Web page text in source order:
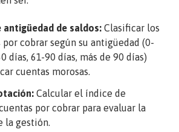
antigüedad de saldos: Clasificar los
cobrar según su antigüedad (0-
días, 61-90 días, más de 90 días)
cuentas morosas.
Calcular el índice de
por cobrar para evaluar la
la gestión.